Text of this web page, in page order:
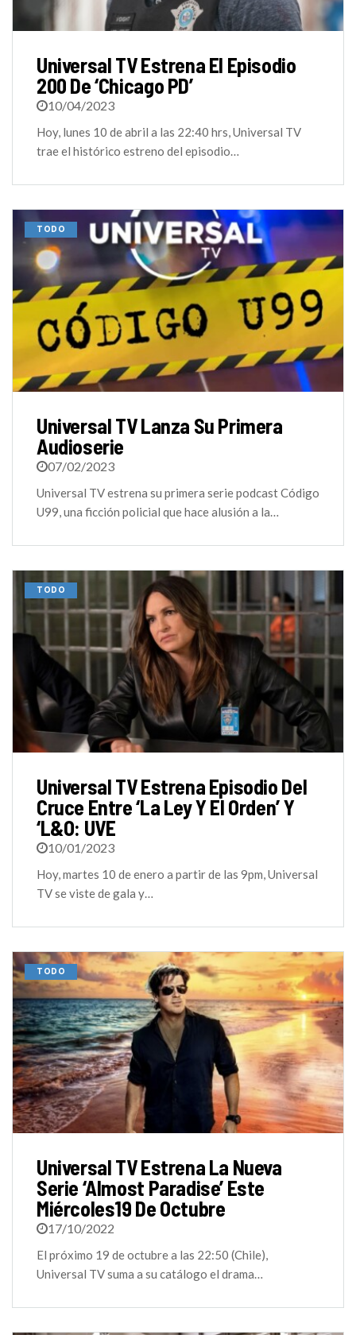
Universal TV Estrena El Episodio
200 De ‘Chicago PD’
10/04/2023
Hoy, lunes 10 de abril a las 22:40 hrs, Universal TV
trae el histórico estreno del episodio…
TODO
Universal TV Lanza Su Primera
Audioserie
07/02/2023
Universal TV estrena su primera serie podcast Código
U99, una ficción policial que hace alusión a la…
TODO
Universal TV Estrena Episodio Del
Cruce Entre ‘La Ley Y El Orden’ Y
‘L&O: UVE
10/01/2023
Hoy, martes 10 de enero a partir de las 9pm, Universal
TV se viste de gala y…
TODO
Universal TV Estrena La Nueva
Serie ‘Almost Paradise’ Este
Miércoles19 De Octubre
17/10/2022
El próximo 19 de octubre a las 22:50 (Chile),
Universal TV suma a su catálogo el drama…